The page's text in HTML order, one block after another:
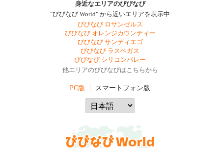
身近なエリアのびびなび
"びびなび World" から近いエリアを表示中
びびなび ロサンゼルス
びびなび オレンジカウンティー
びびなび サンディエゴ
びびなび ラスベガス
びびなび シリコンバレー
他エリアのびびなびはこちらから
PC版 スマートフォン版